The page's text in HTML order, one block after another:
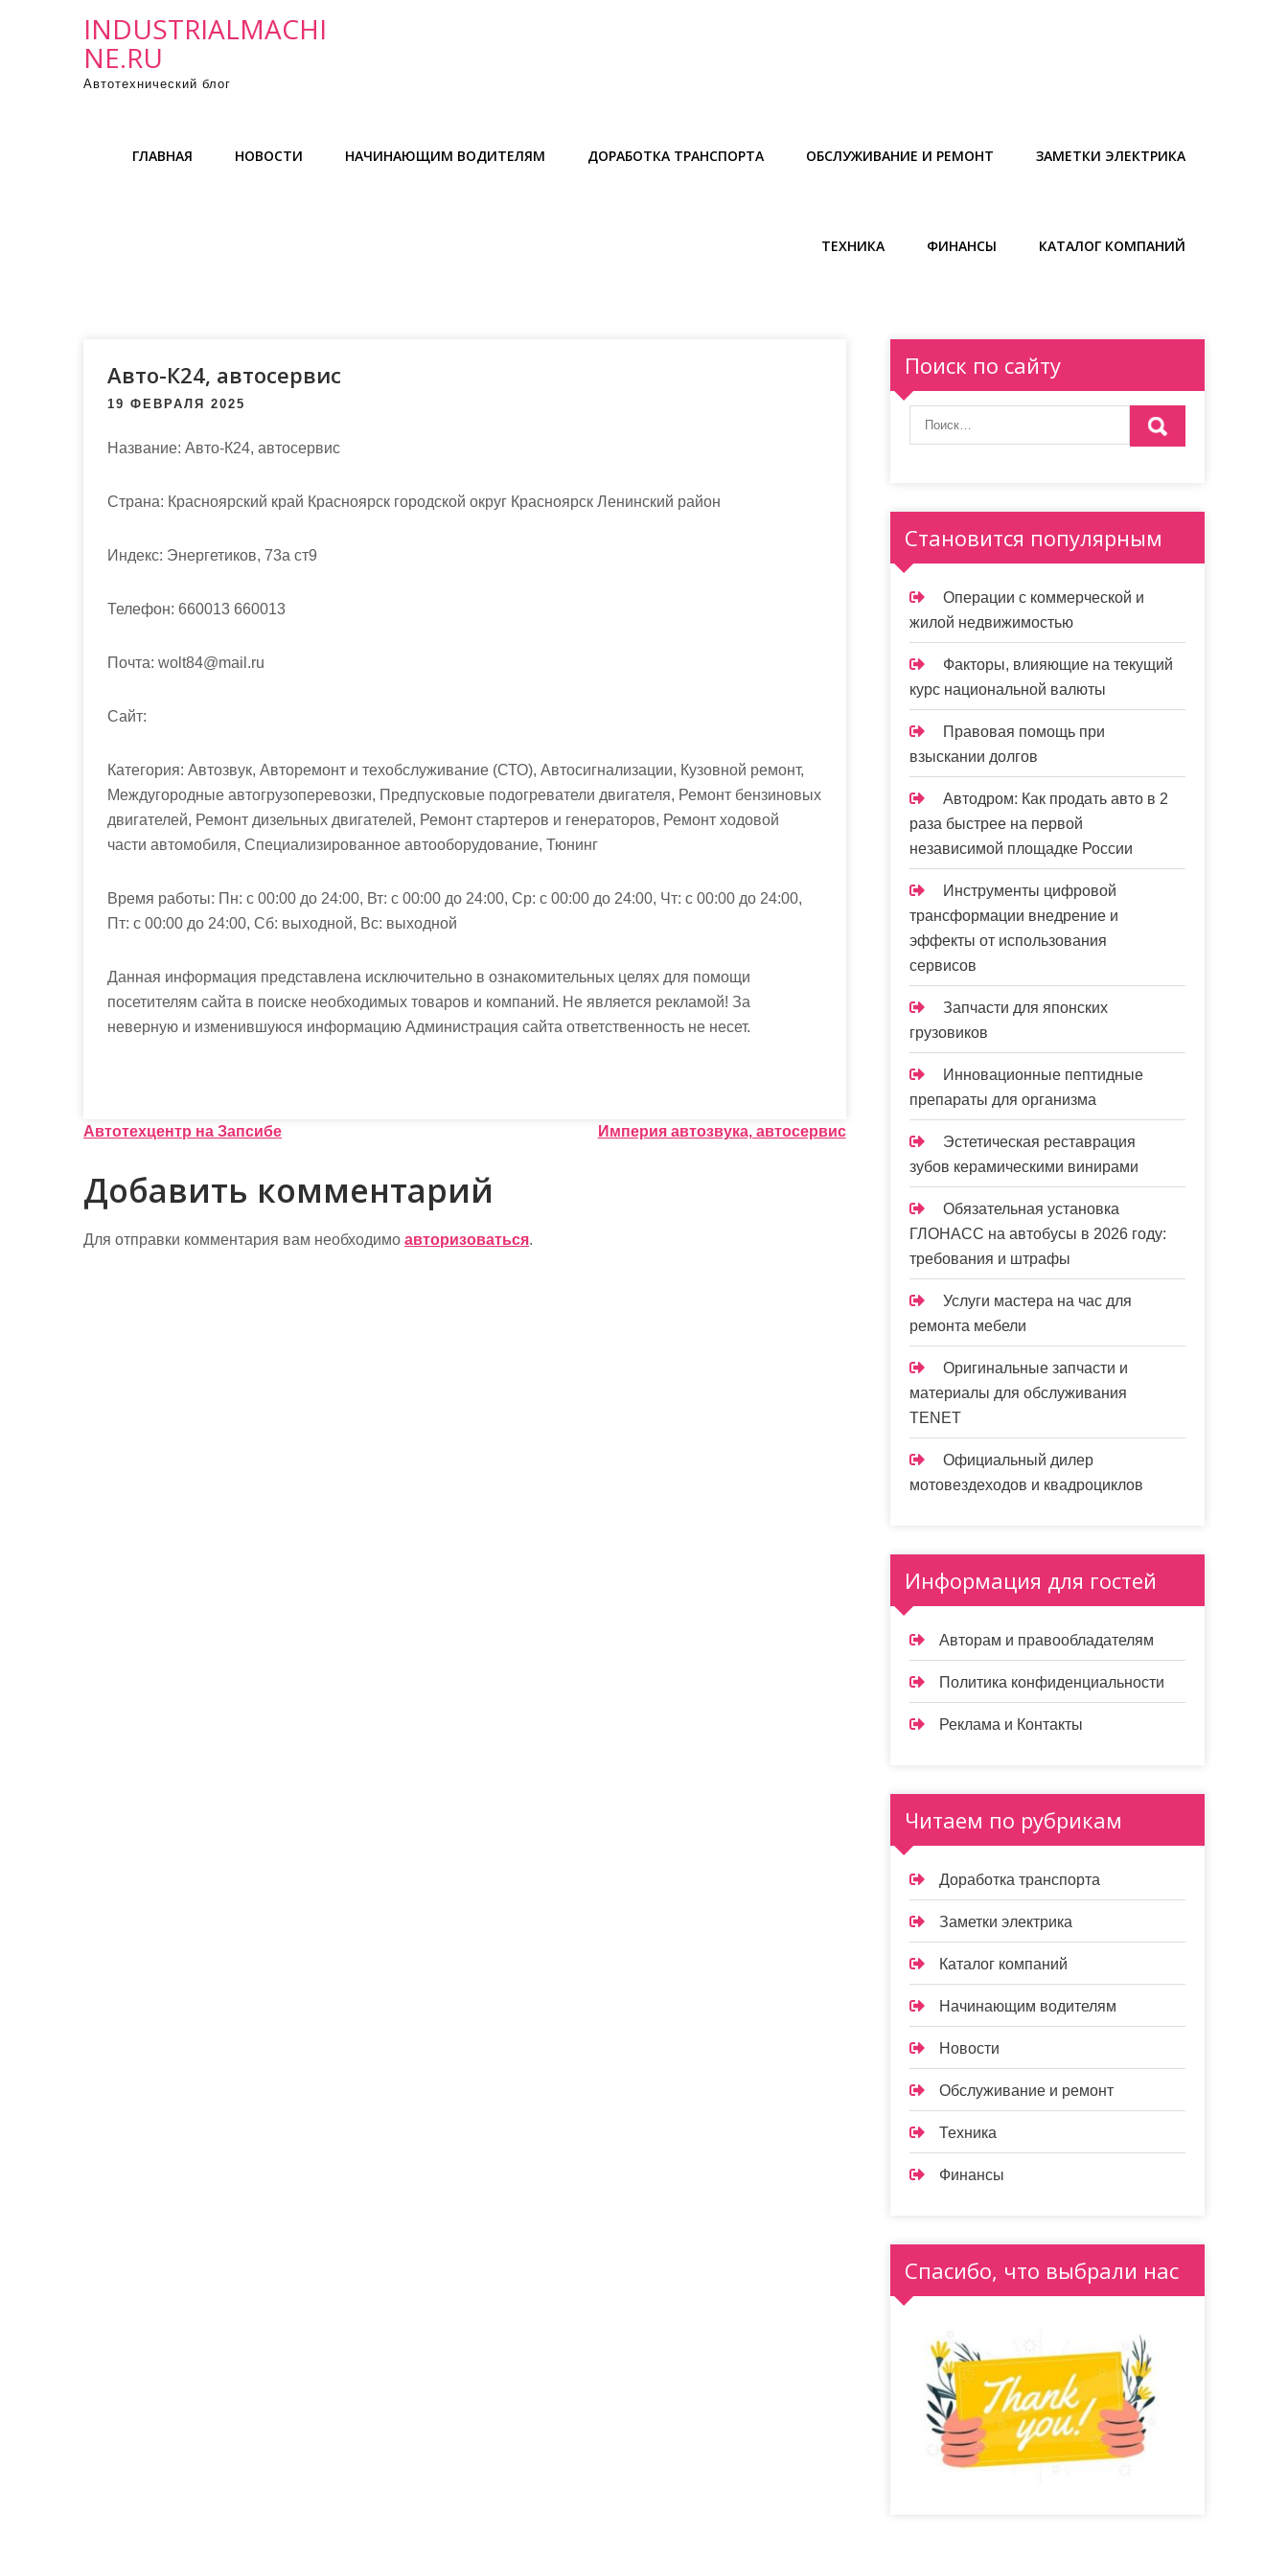
INDUSTRIALMACHI
NE.RU
Автотехнический блог
ГЛАВНАЯ НОВОСТИ НАЧИНАЮЩИМ ВОДИТЕЛЯМ ДОРАБОТКА ТРАНСПОРТА ОБСЛУЖИВАНИЕ И РЕМОНТ ЗАМЕТКИ ЭЛЕКТРИКА
ТЕХНИКА ФИНАНСЫ КАТАЛОГ КОМПАНИЙ
Авто-К24, автосервис
19 ФЕВРАЛЯ 2025
Название: Авто-К24, автосервис
Страна: Красноярский край Красноярск городской округ Красноярск Ленинский район
Индекс: Энергетиков, 73а ст9
Телефон: 660013 660013
Почта: wolt84@mail.ru
Cайт:
Категория: Автозвук, Авторемонт и техобслуживание (СТО), Автосигнализации, Кузовной ремонт,
Междугородные автогрузоперевозки, Предпусковые подогреватели двигателя, Ремонт бензиновых
двигателей, Ремонт дизельных двигателей, Ремонт стартеров и генераторов, Ремонт ходовой
части автомобиля, Специализированное автооборудование, Тюнинг
Время работы: Пн: с 00:00 до 24:00, Вт: с 00:00 до 24:00, Ср: с 00:00 до 24:00, Чт: с 00:00 до 24:00,
Пт: с 00:00 до 24:00, Сб: выходной, Вс: выходной
Данная информация представлена исключительно в ознакомительных целях для помощи
посетителям сайта в поиске необходимых товаров и компаний. Не является рекламой! За
неверную и изменившуюся информацию Администрация сайта ответственность не несет.
Н
а
в
и
Автотехцентр на Запсибе Империя автозвука, автосервис
Добавить комментарий
Для отправки комментария вам необходимо авторизоваться.
Поиск по сайту
Становится популярным
Операции с коммерческой и
жилой недвижимостью
Факторы, влияющие на текущий
курс национальной валюты
Правовая помощь при
взыскании долгов
Автодром: Как продать авто в 2
раза быстрее на первой
независимой площадке России
Инструменты цифровой
трансформации внедрение и
эффекты от использования
сервисов
Запчасти для японских
грузовиков
Инновационные пептидные
препараты для организма
Эстетическая реставрация
зубов керамическими винирами
Обязательная установка
ГЛОНАСС на автобусы в 2026 году:
требования и штрафы
Услуги мастера на час для
ремонта мебели
Оригинальные запчасти и
материалы для обслуживания
TENET
Официальный дилер
мотовездеходов и квадроциклов
Информация для гостей
Авторам и правообладателям
Политика конфиденциальности
Реклама и Контакты
Читаем по рубрикам
Доработка транспорта
Заметки электрика
Каталог компаний
Начинающим водителям
Новости
Обслуживание и ремонт
Техника
Финансы
Спасибо, что выбрали нас